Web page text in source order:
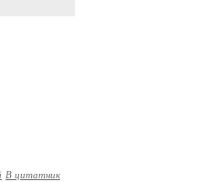
В цитатник